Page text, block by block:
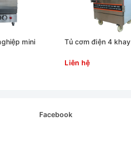
mini Tủ cơm điện 4 khay
Liên hệ
Facebook